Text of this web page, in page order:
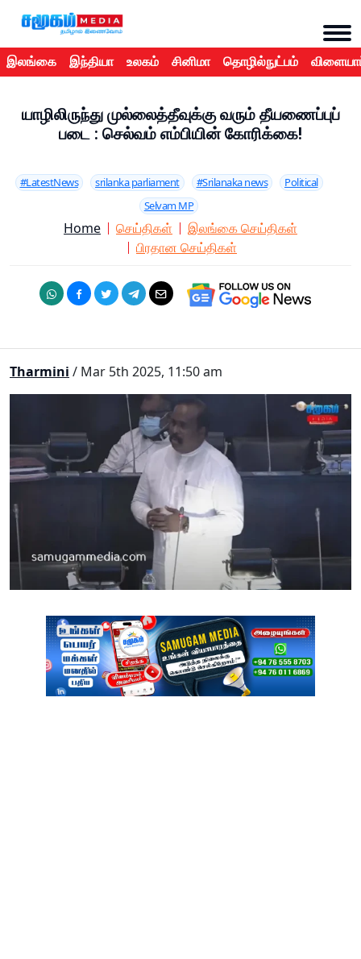
இலங்கை இந்தியா உலகம் சினிமா தொழில்நுட்பம்
யாழிலிருந்து முல்லைத்தீவுக்கு வரும் தீயணைப்புப்
படை : செல்வம் எம்பியின் கோரிக்கை!
#LatestNews srilanka parliament #Srilanaka news
Political
Selvam MP
Home செய்திகள்
இலங்கை செய்திகள்
பிரதான செய்திகள்
Tharmini / Mar 5th 2025, 11:50 am